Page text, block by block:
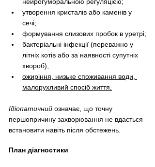
утворення кристалів або каменів у
сечі;
формування слизових пробок в уретрі;
бактеріальні інфекції (переважно у
літніх котів або за наявності супутніх
хвороб);
ожиріння, низьке споживання води,
малорухливий спосіб життя.
Ідіопатичний означає, що точну
першопричину захворювання не вдається
встановити навіть після обстежень.
План діагностики